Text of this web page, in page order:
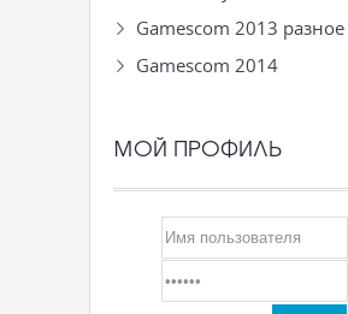
Gamescom 2013 разное
Gamescom 2014
МОЙ ПРОФИЛЬ